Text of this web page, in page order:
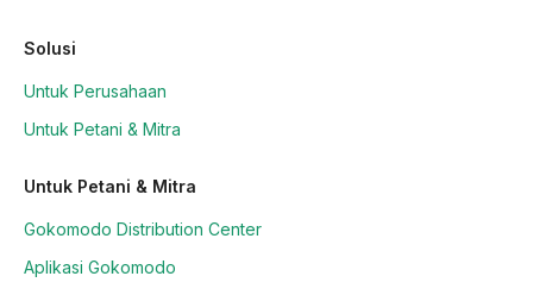
Solusi
Untuk Perusahaan
Untuk Petani & Mitra
Untuk Petani & Mitra
Gokomodo Distribution Center
Aplikasi Gokomodo